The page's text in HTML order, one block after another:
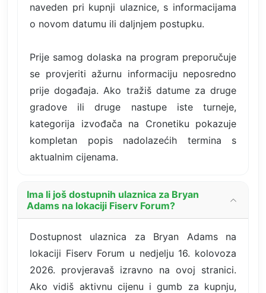
naveden pri kupnji ulaznice, s informacijama
o novom datumu ili daljnjem postupku.
Prije samog dolaska na program preporučuje
se provjeriti ažurnu informaciju neposredno
prije događaja. Ako tražiš datume za druge
gradove ili druge nastupe iste turneje,
kategorija izvođača na Cronetiku pokazuje
kompletan popis nadolazećih termina s
aktualnim cijenama.
Ima li još dostupnih ulaznica za Bryan
Adams na lokaciji Fiserv Forum?
Dostupnost ulaznica za Bryan Adams na
lokaciji Fiserv Forum u nedjelju 16. kolovoza
2026. provjeravaš izravno na ovoj stranici.
Ako vidiš aktivnu cijenu i gumb za kupnju,